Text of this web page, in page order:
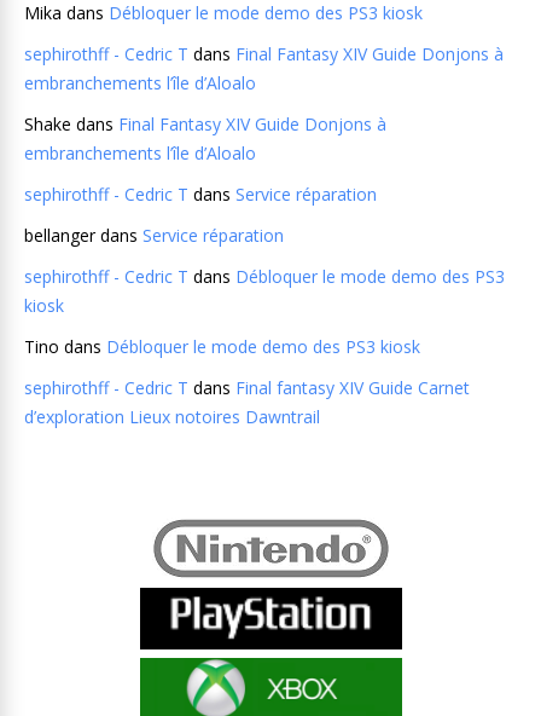
Mika dans Débloquer le mode demo des PS3 kiosk
sephirothff - Cedric T dans Final Fantasy XIV Guide Donjons à
embranchements l’île d’Aloalo
Shake dans Final Fantasy XIV Guide Donjons à
embranchements l’île d’Aloalo
sephirothff - Cedric T dans Service réparation
bellangerdans Service réparation
sephirothff - Cedric T dans Débloquer le mode demo des PS3
kiosk
Tino dans Débloquer le mode demo des PS3 kiosk
sephirothff - Cedric T dans Final fantasy XIV Guide Carnet
d’exploration Lieux notoires Dawntrail